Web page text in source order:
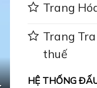
Trang
Trang
thuế
HỆ THỐNG